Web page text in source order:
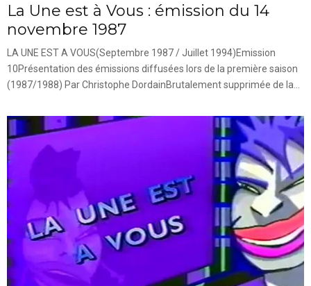
La Une est à Vous : émission du 14
novembre 1987
LA UNE EST A VOUS(Septembre 1987 / Juillet 1994)Emission
10Présentation des émissions diffusées lors de la première saison
(1987/1988) Par Christophe DordainBrutalement supprimée de la...